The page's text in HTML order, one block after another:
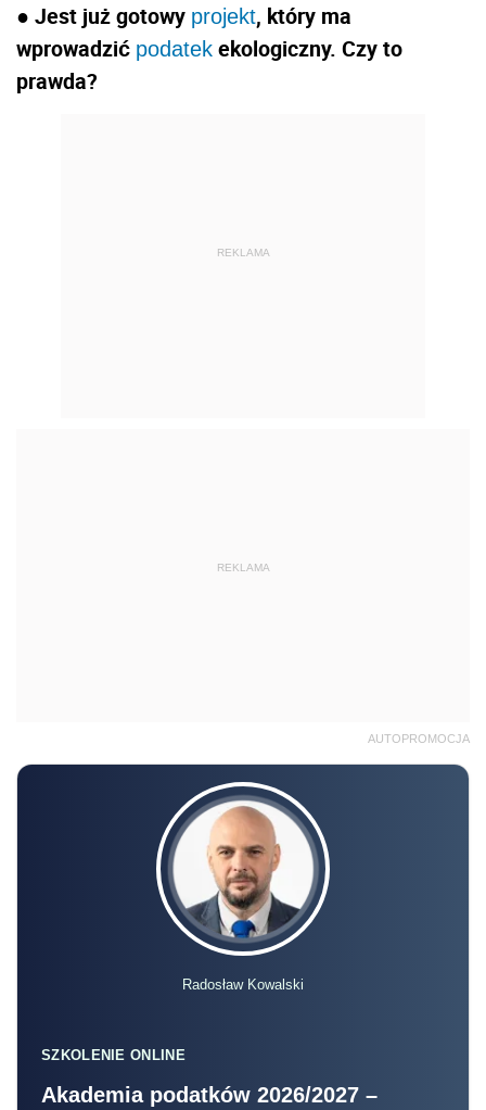
● Jest już gotowy projekt, który ma
wprowadzić podatek ekologiczny. Czy to
prawda?
REKLAMA
REKLAMA
AUTOPROMOCJA
Radosław Kowalski
SZKOLENIE ONLINE
Akademia podatków 2026/2027 –